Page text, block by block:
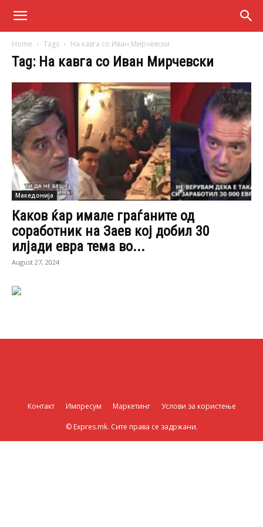
Home Tags На кавга со Иван Мирчевски
Tag: На кавга со Иван Мирчевски
Македонија
Каков ќар имале граѓаните од
соработник на Заев кој добил 30
илјади евра тема во...
August 27, 2024
Контакт Импресум Маркетинг Услови за користење
© Expres.mk. Сите права се задржани.